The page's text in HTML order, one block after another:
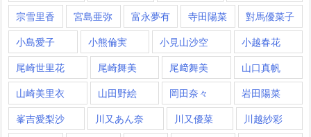
宗雪里香 宮島亜弥 富永夢有 寺田陽菜 對馬優菜子
小島愛子 小熊倫実 小見山沙空 小越春花
尾崎世里花 尾崎舞美 尾﨑舞美 山口真帆
山崎美里衣 山田野絵 岡田奈々 岩田陽菜
峯吉愛梨沙 川又あん奈 川又優菜 川越紗彩